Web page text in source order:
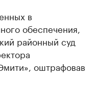
в
обеспечения,
районный суд
оштрафовав